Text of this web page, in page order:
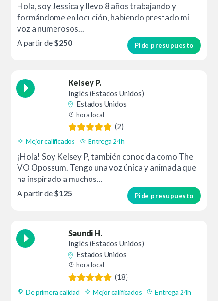
Hola, soy Jessica y llevo 8 años trabajando y
formándome en locución, habiendo prestado mi
voz a numerosos...
Pide presupuesto
A partir de $250
Kelsey P.
Inglés (Estados Unidos)
Estados Unidos
hora local
(2)
Mejor calificados Entrega 24h
¡Hola! Soy Kelsey P, también conocida como The
VO Opossum. Tengo una voz única y animada que
ha inspirado a muchos...
Pide presupuesto
A partir de $125
Saundi H.
Inglés (Estados Unidos)
Estados Unidos
hora local
(18)
De primera calidad Mejor calificados Entrega 24h